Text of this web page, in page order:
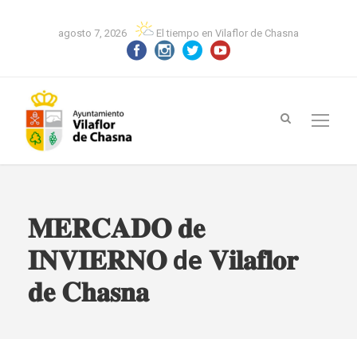
agosto 7, 2026 El tiempo en Vilaflor de Chasna
𝐌𝐄𝐑𝐂𝐀𝐃𝐎 𝐝𝐞
𝐈𝐍𝐕𝐈𝐄𝐑𝐍𝐎 de 𝐕𝐢𝐥𝐚𝐟𝐥𝐨𝐫
𝐝𝐞 𝐂𝐡𝐚𝐬𝐧𝐚